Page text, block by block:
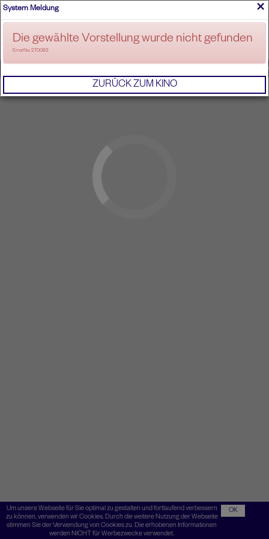
ANMELDEN
Um unsere Webseite für Sie optimal zu gestalten und fortlaufend verbessern
zu können, verwenden wir Cookies. Durch die weitere Nutzung der Webseite
stimmen Sie der Verwendung von Cookies zu. Die erhobenen Informationen
werden NICHT für Werbezwecke verwendet.
OK
×
System Meldung
Die gewählte Vorstellung wurde nicht gefunden
ErrorNo. 270083
ZURÜCK ZUM KINO